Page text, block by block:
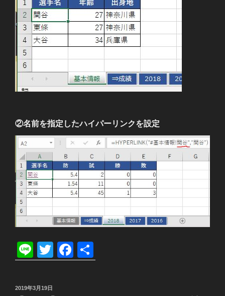
②名前を指定したハイパーリンクを設定
Li
n
e
T
wi
F
a
有
投
2019年3月19日